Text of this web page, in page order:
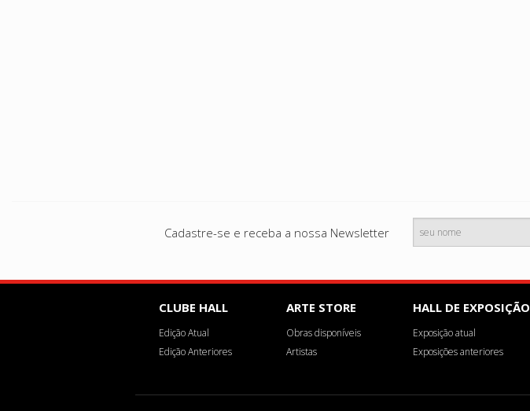
Cadastre-se e receba a nossa Newsletter
CLUBE HALL
Edição Atual
Edição Anteriores
ARTE STORE
Obras disponíveis
Artistas
HALL DE EXPOSIÇÃO
Exposição atual
Exposições anteriores